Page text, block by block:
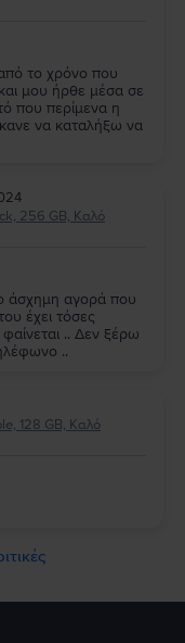
το χρόνο που
μου ήρθε μέσα σε
που περίμενα η
να καταλήξω να
256 GB, Καλό
άσχημη αγορά που
έχει τόσες
.. Δεν ξέρω
..
128 GB, Καλό